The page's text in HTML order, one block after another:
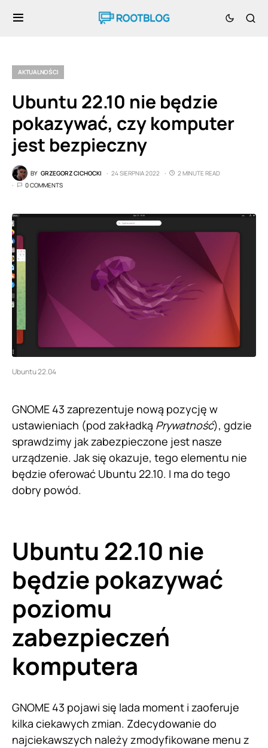
AKTUALNOŚCI
Ubuntu 22.10 nie będzie
pokazywać, czy komputer
jest bezpieczny
BY GRZEGORZ CICHOCKI 24 SIERPNIA 2022
2 MINUTE READ
0 COMMENTS
Ubuntu 22.04
GNOME 43 zaprezentuje nową pozycję w
ustawieniach (pod zakładką Prywatność), gdzie
sprawdzimy jak zabezpieczone jest nasze
urządzenie. Jak się okazuje, tego elementu nie
będzie oferować Ubuntu 22.10. I ma do tego
dobry powód.
Ubuntu 22.10 nie
będzie pokazywać
poziomu
zabezpieczeń
komputera
GNOME 43 pojawi się lada moment i zaoferuje
kilka ciekawych zmian. Zdecydowanie do
najciekawszych należy zmodyfikowane menu z